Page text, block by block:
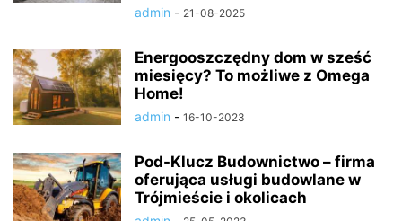
admin - 21-08-2025
Energooszczędny dom w sześć
miesięcy? To możliwe z Omega
Home!
admin - 16-10-2023
Pod-Klucz Budownictwo – firma
oferująca usługi budowlane w
Trójmieście i okolicach